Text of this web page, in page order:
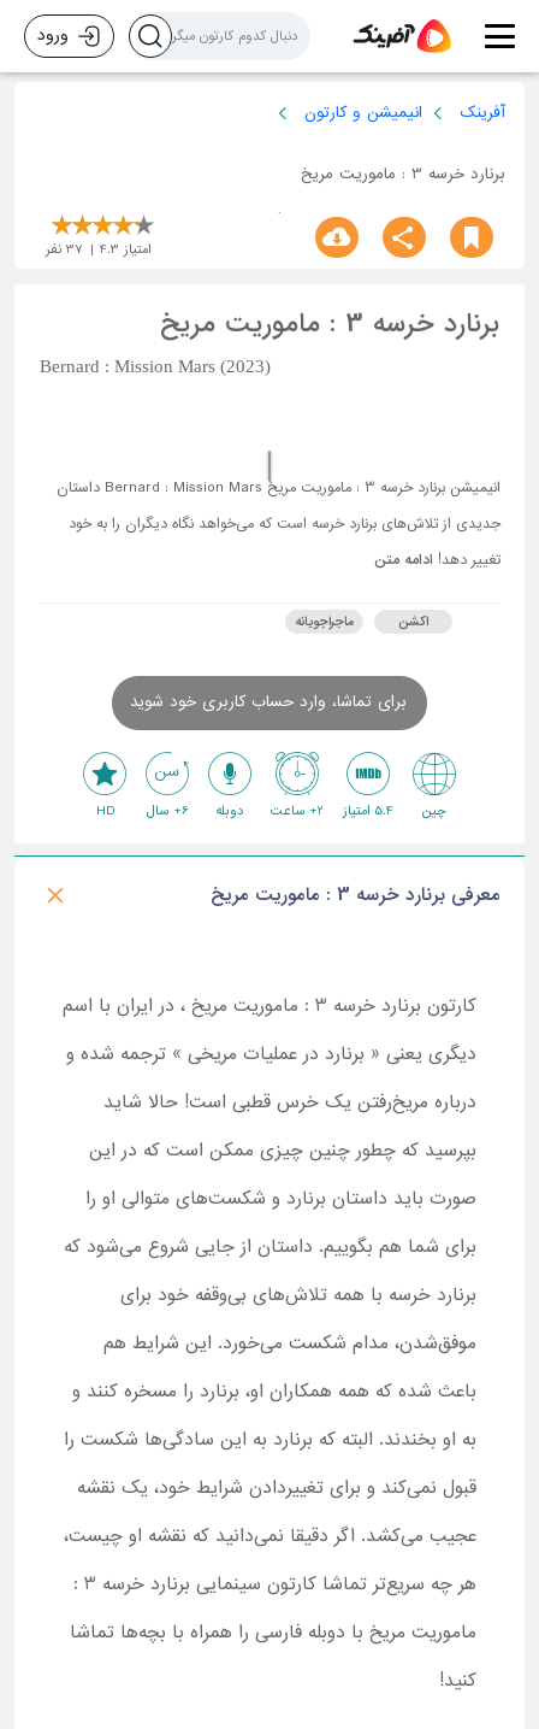
ورود
آفرینک انیمیشن و کارتون
برنارد خرسه 3 : ماموریت مریخ
امتیاز 4.3
37 نفر
برنارد خرسه 3 : ماموریت مریخ
Bernard : Mission Mars (2023)
انیمیشن برنارد خرسه 3 : ماموریت مریخ Bernard : Mission Mars داستان
جدیدی از تلاش‌های برنارد خرسه است که می‌خواهد نگاه دیگران را به خود
تغییر دهد! ادامه متن
اکشن ماجراجویانه
برای تماشا، وارد حساب کاربری خود شوید
چین 5.4 امتیاز 2+ ساعت دوبله 6+ سال HD
معرفی برنارد خرسه 3 : ماموریت مریخ
کارتون برنارد خرسه 3 : ماموریت مریخ ، در ایران با اسم
دیگری یعنی « برنارد در عملیات مریخی » ترجمه شده و
درباره مریخ‌رفتن یک خرس قطبی است! حالا شاید
بپرسید که چطور چنین چیزی ممکن است که در این
صورت باید داستان برنارد و شکست‌های متوالی او را
برای شما هم بگوییم. داستان از جایی شروع می‌شود که
برنارد خرسه با همه تلاش‌های بی‌وقفه خود برای
موفق‌شدن، مدام شکست می‌خورد. این شرایط هم
باعث شده که همه همکاران او، برنارد را مسخره کنند و
به او بخندند. البته که برنارد به این سادگی‌ها شکست را
قبول نمی‌کند و برای تغییردادن شرایط خود، یک نقشه
عجیب می‌کشد. اگر دقیقا نمی‌دانید که نقشه او چیست،
هر چه سریع‌تر تماشا کارتون سینمایی برنارد خرسه 3 :
ماموریت مریخ با دوبله فارسی را همراه با بچه‌ها تماشا
کنید!